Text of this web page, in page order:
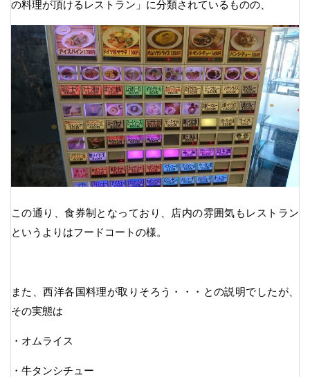
の料理が頂けるレストラン」に分類されているものの、
この通り、食券制となっており、店内の雰囲気もレストラン
というよりはフードコートの様。
また、西洋各国料理が取りそろう・・・との説明でしたが、
その実態は
・オムライス
・牛タンシチュー